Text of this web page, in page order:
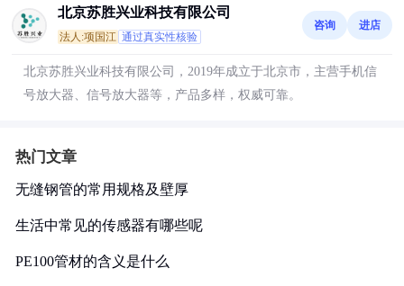
北京苏胜兴业科技有限公司
法人:项国江 通过真实性核验
咨询 进店
北京苏胜兴业科技有限公司，2019年成立于北京市，主营手机信
号放大器、信号放大器等，产品多样，权威可靠。
热门文章
无缝钢管的常用规格及壁厚
生活中常见的传感器有哪些呢
PE100管材的含义是什么